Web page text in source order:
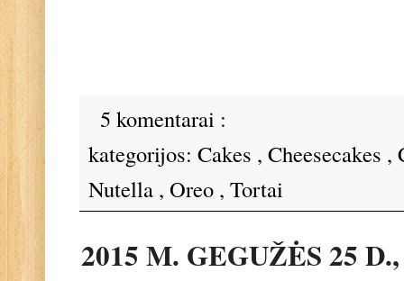
5 komentarai :
kategorijos: Cakes , Cheesecakes ,
Nutella , Oreo , Tortai
2015 M. GEGUŽĖS 25